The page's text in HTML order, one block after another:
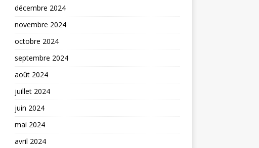
décembre 2024
novembre 2024
octobre 2024
septembre 2024
août 2024
juillet 2024
juin 2024
mai 2024
avril 2024